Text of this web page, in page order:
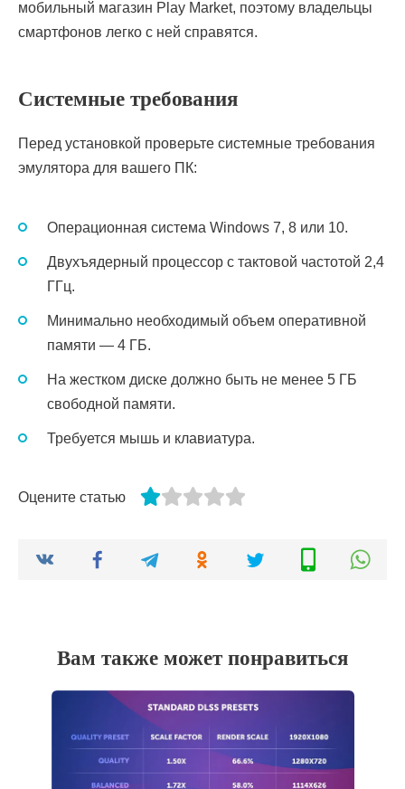
мобильный магазин Play Market, поэтому владельцы
смартфонов легко с ней справятся.
Системные требования
Перед установкой проверьте системные требования
эмулятора для вашего ПК:
Операционная система Windows 7, 8 или 10.
Двухъядерный процессор с тактовой частотой 2,4
ГГц.
Минимально необходимый объем оперативной
памяти — 4 ГБ.
На жестком диске должно быть не менее 5 ГБ
свободной памяти.
Требуется мышь и клавиатура.
Оцените статью
Вам также может понравиться